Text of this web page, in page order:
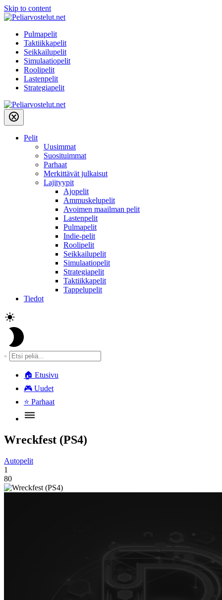
Skip to content
Pulmapelit
Taktiikkapelit
Seikkailupelit
Simulaatiopelit
Roolipelit
Lastenpelit
Strategiapelit
Pelit
Uusimmat
Suosituimmat
Parhaat
Merkittävät julkaisut
Lajityypit
Ajopelit
Ammuskelupelit
Avoimen maailman pelit
Lastenpelit
Pulmapelit
Indie-pelit
Roolipelit
Seikkailupelit
Simulaatiopelit
Strategiapelit
Taktiikkapelit
Tappelupelit
Tiedot
🏠 Etusivu
🎮 Uudet
⭐ Parhaat
Wreckfest (PS4)
Autopelit
1
80